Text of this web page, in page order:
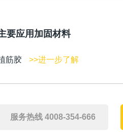
要应用加固材料
筋胶 >>进一步了解
服务热线 4008-354-666